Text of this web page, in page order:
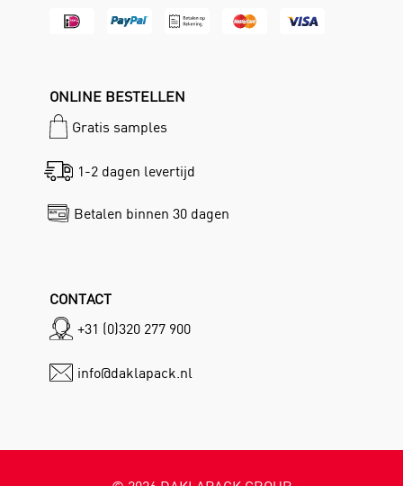
ONLINE BESTELLEN
Gratis samples
1-2 dagen levertijd
Betalen binnen 30 dagen
CONTACT
+31 (0)320 277 900
info@daklapack.nl